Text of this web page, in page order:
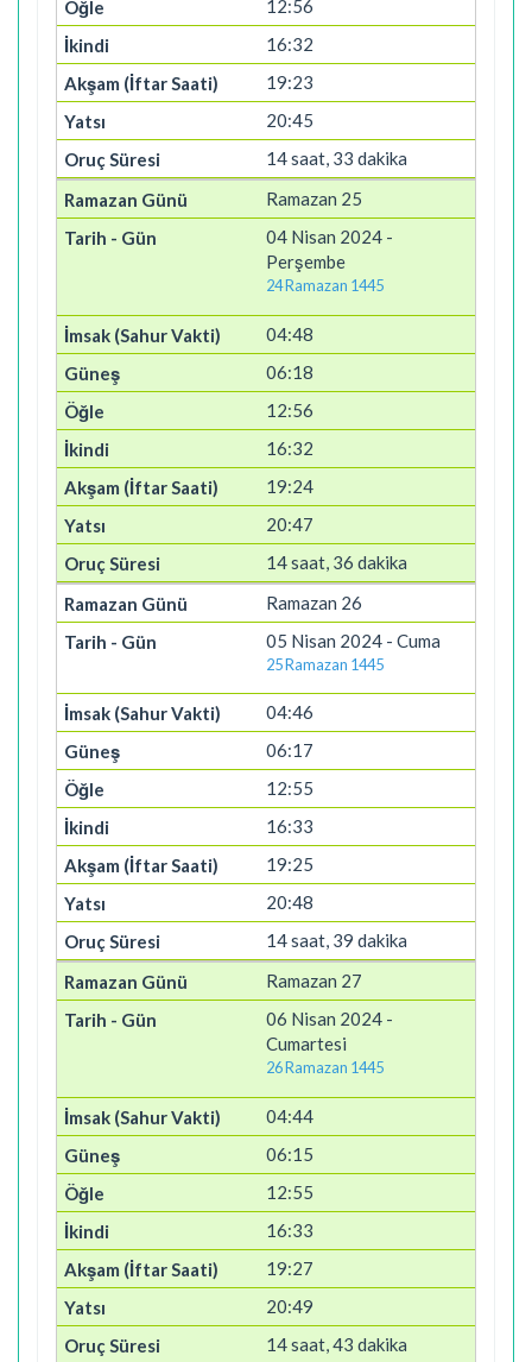
12:56
16:32
19:23
20:45
14 saat, 33 dakika
Ramazan 25
04 Nisan 2024 -
Perşembe
24 Ramazan 1445
04:48
06:18
12:56
16:32
19:24
20:47
14 saat, 36 dakika
Ramazan 26
05 Nisan 2024 - Cuma
25 Ramazan 1445
04:46
06:17
12:55
16:33
19:25
20:48
14 saat, 39 dakika
Ramazan 27
06 Nisan 2024 -
Cumartesi
26 Ramazan 1445
04:44
06:15
12:55
16:33
19:27
20:49
14 saat, 43 dakika